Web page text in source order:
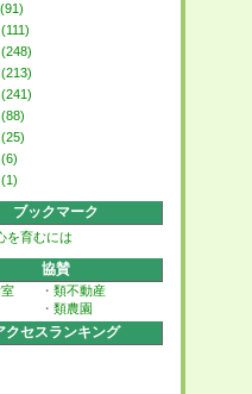
(91)
(111)
(248)
(213)
(241)
(88)
(25)
(6)
(1)
ブックマーク
を育むには
協賛
・ 類不動産
類農園
クセスランキング